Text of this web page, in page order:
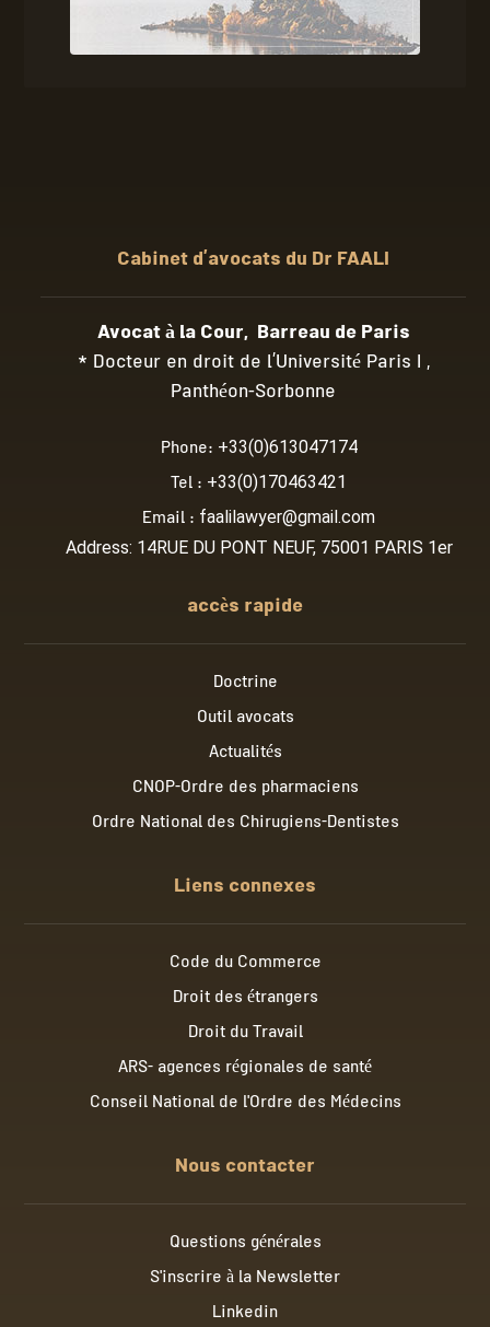
Cabinet d’avocats du Dr FAALI
Avocat à la Cour, Barreau de Paris
* Docteur en droit de l’Université Paris I ,
Panthéon-Sorbonne
Phone: +33(0)613047174
Tel : +33(0)170463421
Email : faalilawyer@gmail.com
Address: 14RUE DU PONT NEUF, 75001 PARIS 1er
accès rapide
Doctrine
Outil avocats
Actualités
CNOP-Ordre des pharmaciens
Ordre National des Chirugiens-Dentistes
Liens connexes
Code du Commerce
Droit des étrangers
Droit du Travail
ARS- agences régionales de santé
Conseil National de l'Ordre des Médecins
Nous contacter
Questions générales
S'inscrire à la Newsletter
Linkedin